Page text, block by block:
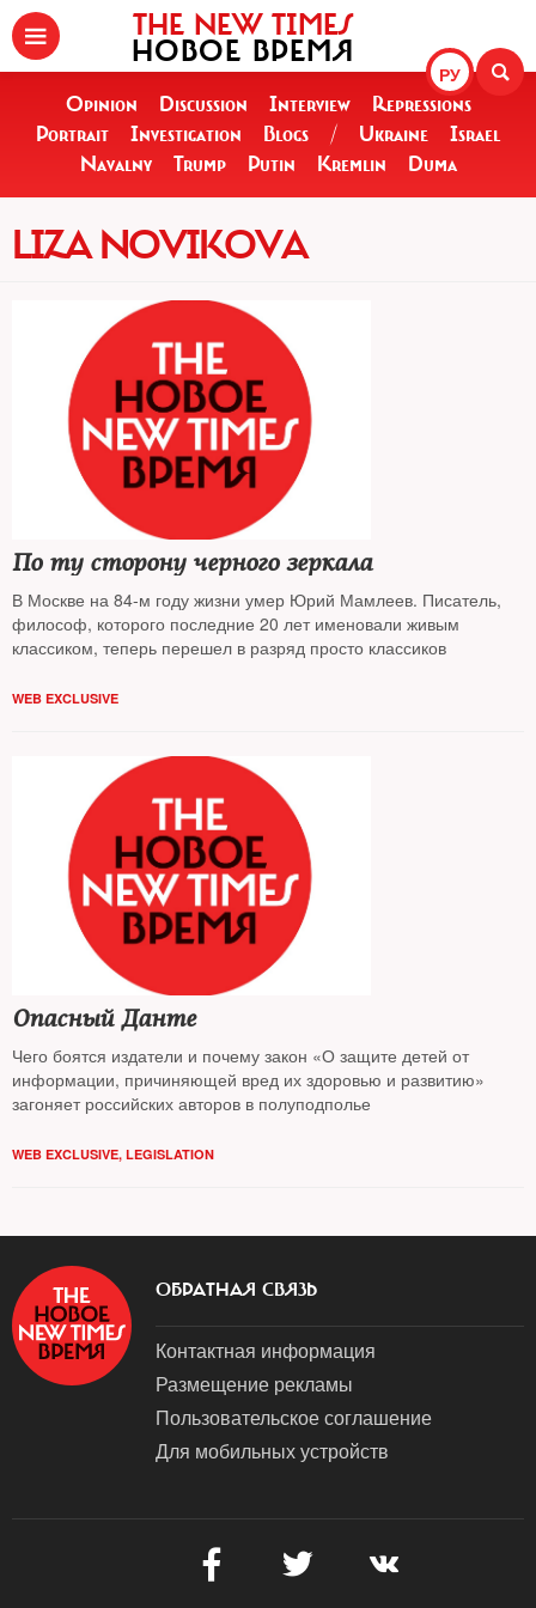
РУ
THE NEW TIMES
НОВОЕ ВРЕМЯ
Opinion Discussion Interview
Repressions
Portrait
Investigation Blogs / Ukraine
Israel
Navalny
Trump Putin Kremlin Duma
LIZA NOVIKOVA
По ту сторону черного зеркала
В Москве на 84-м году жизни умер Юрий Мамлеев. Писатель,
философ, которого последние 20 лет именовали живым
классиком, теперь перешел в разряд просто классиков
WEB EXCLUSIVE
Опасный Данте
Чего боятся издатели и почему закон «О защите детей от
информации, причиняющей вред их здоровью и развитию»
загоняет российских авторов в полуподполье
WEB EXCLUSIVE, LEGISLATION
ОБРАТНАЯ СВЯЗЬ
Контактная информация
Размещение рекламы
Пользовательское соглашение
Для мобильных устройств